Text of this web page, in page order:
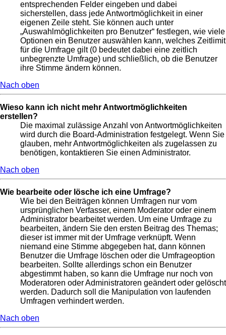
entsprechenden Felder eingeben und dabei
sicherstellen, dass jede Antwortmöglichkeit in einer
eigenen Zeile steht. Sie können auch unter
„Auswahlmöglichkeiten pro Benutzer“ festlegen, wie viele
Optionen ein Benutzer auswählen kann, welches Zeitlimit
für die Umfrage gilt (0 bedeutet dabei eine zeitlich
unbegrenzte Umfrage) und schließlich, ob die Benutzer
ihre Stimme ändern können.
Nach oben
Wieso kann ich nicht mehr Antwortmöglichkeiten
erstellen?
Die maximal zulässige Anzahl von Antwortmöglichkeiten
wird durch die Board-Administration festgelegt. Wenn Sie
glauben, mehr Antwortmöglichkeiten als zugelassen zu
benötigen, kontaktieren Sie einen Administrator.
Nach oben
Wie bearbeite oder lösche ich eine Umfrage?
Wie bei den Beiträgen können Umfragen nur vom
ursprünglichen Verfasser, einem Moderator oder einem
Administrator bearbeitet werden. Um eine Umfrage zu
bearbeiten, ändern Sie den ersten Beitrag des Themas;
dieser ist immer mit der Umfrage verknüpft. Wenn
niemand eine Stimme abgegeben hat, dann können
Benutzer die Umfrage löschen oder die Umfrageoption
bearbeiten. Sollte allerdings schon ein Benutzer
abgestimmt haben, so kann die Umfrage nur noch von
Moderatoren oder Administratoren geändert oder gelöscht
werden. Dadurch soll die Manipulation von laufenden
Umfragen verhindert werden.
Nach oben